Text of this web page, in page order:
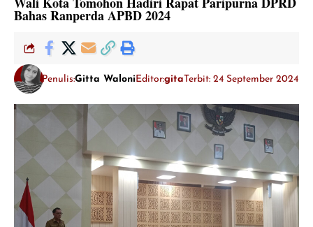
Bahas Ranperda APBD 2024
Penulis:Gitta Waloni Editor:gitaTerbit: 24 September 2024